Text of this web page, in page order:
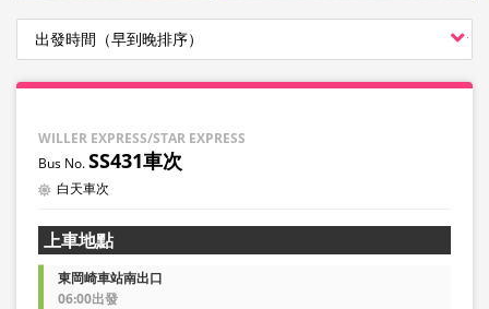
WILLER EXPRESS/STAR EXPRESS
SS431車次
白天車次
上車地點
東岡崎車站南出口
06:00出發